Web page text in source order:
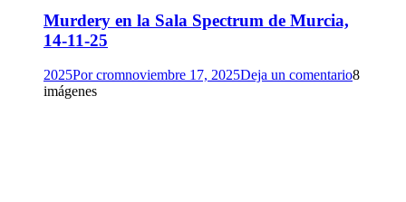
Murdery en la Sala Spectrum de Murcia,
14-11-25
2025Porcromnoviembre 17, 2025Deja un comentario8
imágenes